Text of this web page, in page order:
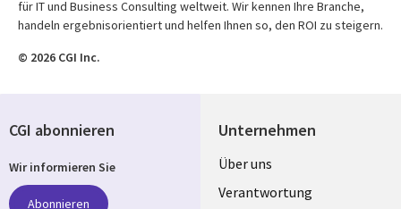
für IT und Business Consulting weltweit. Wir kennen Ihre Branche,
handeln ergebnisorientiert und helfen Ihnen so, den ROI zu steigern.
© 2026 CGI Inc.
Unternehmen
Useful
links
Über uns
Verantwortung
CGI abonnieren
Wir informieren Sie
Abonnieren